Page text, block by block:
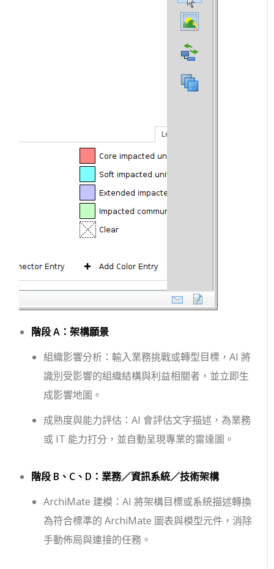
階段 A：架構願景
組織影響分析：輸入業務挑戰或轉型目標，AI 將
識別受影響的組織結構與利益相關者，並立即生
成影響地圖。
成熟度與能力評估：AI 會評估文字描述，為業務
或 IT 能力打分，並自動呈現專業的雷達圖。
階段 B、C、D：業務／資訊系統／技術架構
ArchiMate 建模：AI 將架構目標或系統描述轉換
為符合標準的 ArchiMate 圖表與模型元件，消除
手動佈局與連接的任務。